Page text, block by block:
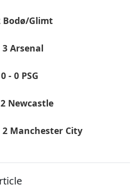
Bodø/Glimt
3 Arsenal
- 0 PSG
Newcastle
2 Manchester City